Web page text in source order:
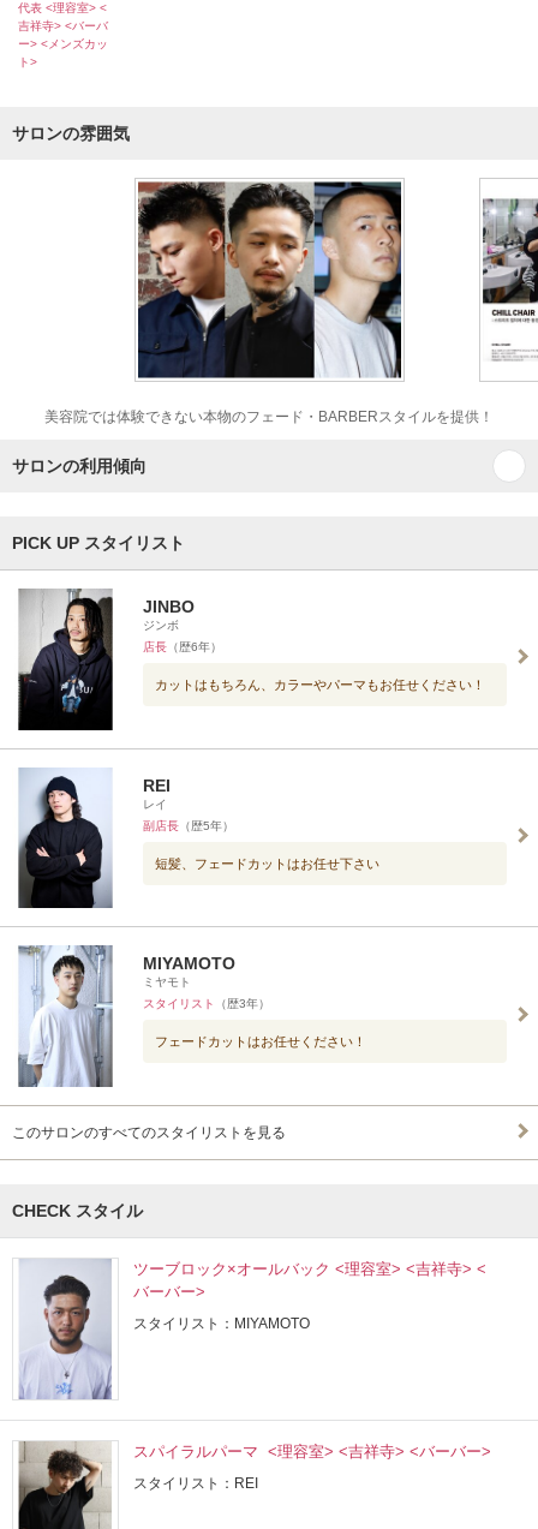
代表 <理容室> <
吉祥寺> <バーバ
ー> <メンズカッ
ト>
サロンの雰囲気
美容院では体験できない本物のフェード・BARBERスタイルを提供！
サロンの利用傾向
PICK UP スタイリスト
JINBO
ジンボ
店長 （歴6年）
カットはもちろん、カラーやパーマもお任せください！
REI
レイ
副店長 （歴5年）
短髪、フェードカットはお任せ下さい
MIYAMOTO
ミヤモト
スタイリスト
（歴3年）
フェードカットはお任せください！
このサロンのすべてのスタイリストを見る
CHECK スタイル
ツーブロック×オールバック <理容室> <吉祥寺> <
バーバー>
スタイリスト：MIYAMOTO
スパイラルパーマ <理容室> <吉祥寺> <バーバー>
スタイリスト：REI